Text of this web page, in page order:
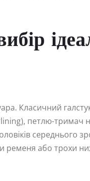
Класичний
петлю-тримач
середнього
ременя або трохи